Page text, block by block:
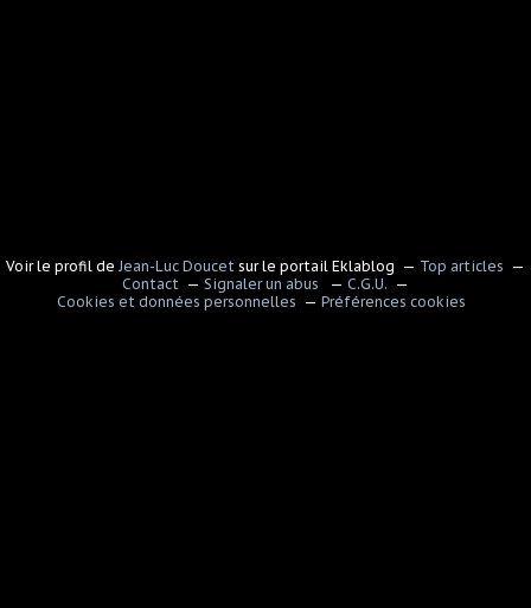
Voir le profil de Jean-Luc Doucet sur le portail Eklablog
Top articles
Contact
Signaler un abus
C.G.U.
Cookies et données personnelles
Préférences cookies